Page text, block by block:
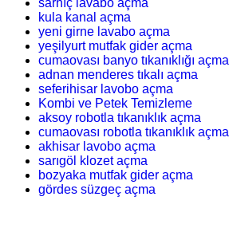
sarnıç lavabo açma
kula kanal açma
yeni girne lavabo açma
yeşilyurt mutfak gider açma
cumaovası banyo tıkanıklığı açma
adnan menderes tıkalı açma
seferihisar lavobo açma
Kombi ve Petek Temizleme
aksoy robotla tıkanıklık açma
cumaovası robotla tıkanıklık açma
akhisar lavobo açma
sarıgöl klozet açma
bozyaka mutfak gider açma
gördes süzgeç açma